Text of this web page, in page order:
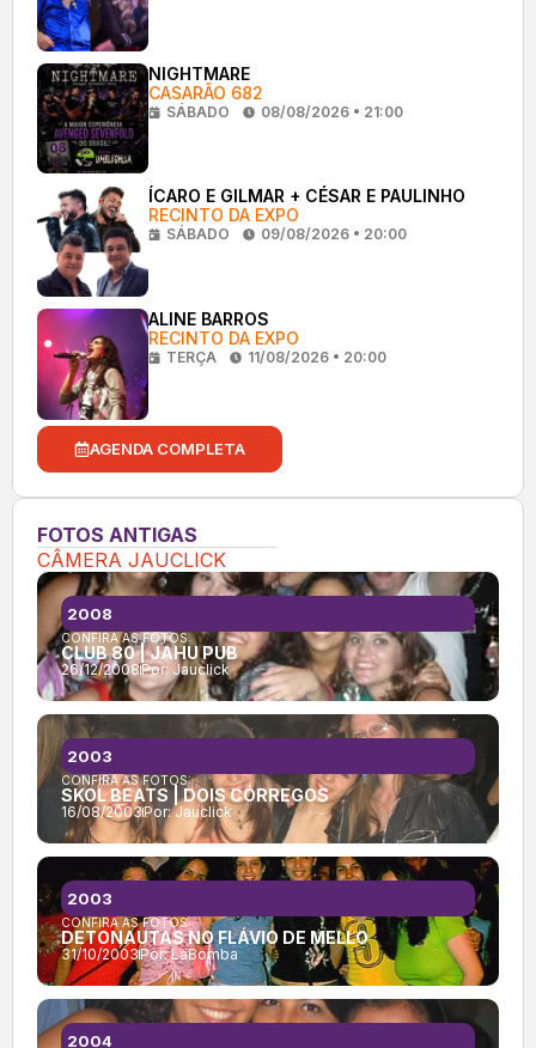
NIGHTMARE
CASARÃO 682
SÁBADO 08/08/2026 • 21:00
ÍCARO E GILMAR + CÉSAR E PAULINHO
RECINTO DA EXPO
SÁBADO 09/08/2026 • 20:00
ALINE BARROS
RECINTO DA EXPO
TERÇA 11/08/2026 • 20:00
AGENDA COMPLETA
FOTOS ANTIGAS
CÂMERA JAUCLICK
CONFIRA AS FOTOS:
CLUB 80 | JAHU PUB
26/12/2008Por: Jauclick
2008
CONFIRA AS FOTOS:
SKOL BEATS | DOIS CÓRREGOS
16/08/2003Por:Jauclick
2003
CONFIRA AS FOTOS:
DETONAUTAS NO FLÁVIO DE MELLO
31/10/2003Por:LaBomba
2003
2004